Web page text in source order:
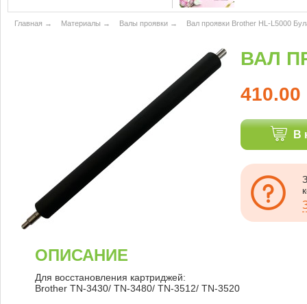
Главная → Материалы → Валы проявки → Вал проявки Brother HL-L5000
ВАЛ
410.00
В
ОПИСАНИЕ
Для восстановления картриджей:
Brother TN-3430/ TN-3480/ TN-3512/ TN-3520